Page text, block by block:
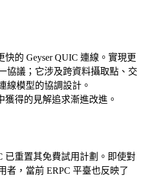
的 Geyser QUIC 連線。實現更
協議；它涉及跨資料攝取點、交
線模型的協調設計。
獲得的見解追求漸進改進。
已重置其免費試用計劃。即使對
者，當前 ERPC 平臺也反映了